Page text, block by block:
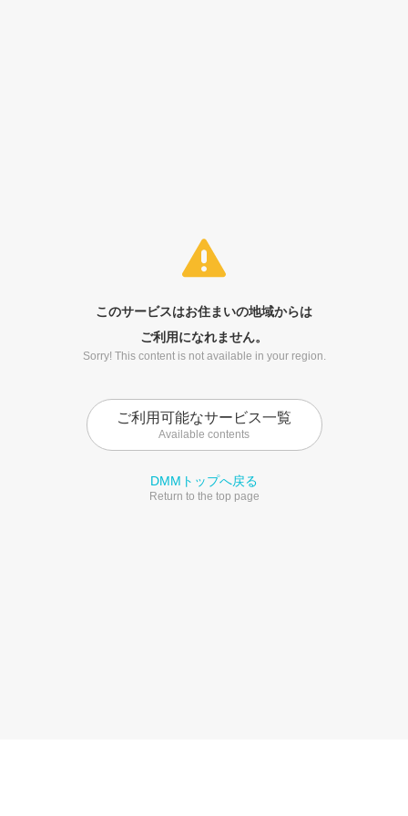
このサービスはお住まいの地域からは
ご利用になれません。
Sorry! This content is not available in your region.
ご利用可能なサービス一覧
Available contents
DMMトップへ戻る
Return to the top page